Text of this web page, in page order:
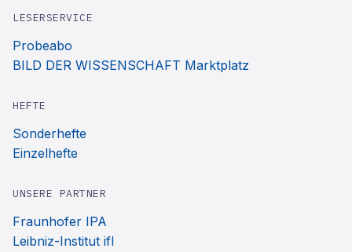
LESERSERVICE
Probeabo
BILD DER WISSENSCHAFT Marktplatz
HEFTE
Sonderhefte
Einzelhefte
UNSERE PARTNER
Fraunhofer IPA
Leibniz-Institut ifl